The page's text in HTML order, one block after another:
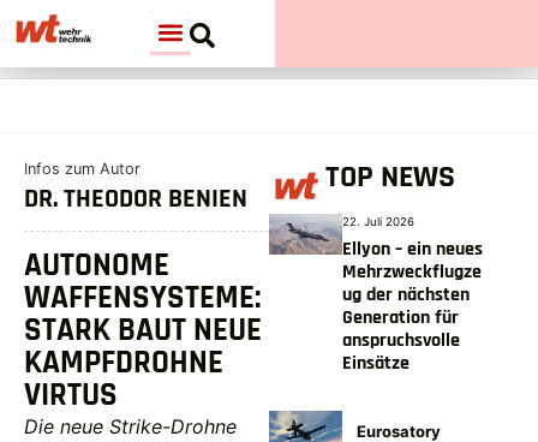
Infos zum Autor
DR. THEODOR BENIEN
AUTONOME
WAFFENSYSTEME:
STARK BAUT NEUE
KAMPFDROHNE
VIRTUS
Die neue Strike-Drohne
TOP NEWS
22. Juli 2026
Ellyon – ein neues
Mehrzweckflugze
ug der nächsten
Generation für
anspruchsvolle
Einsätze
Eurosatory